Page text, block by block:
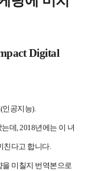
Digital
인공지능).
데, 2018년에는 이 녀
친다고 합니다.
미칠지 번역본으로